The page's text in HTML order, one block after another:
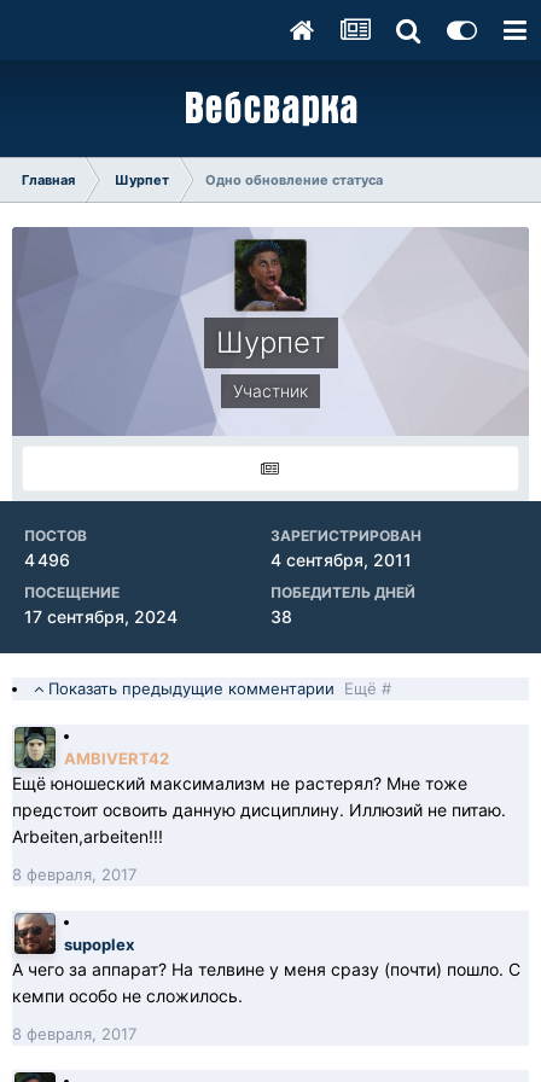
Главная Шурпет Одно обновление статуса
Шурпет
Участник
ПОСТОВ
4 496
ЗАРЕГИСТРИРОВАН
4 сентября, 2011
ПОСЕЩЕНИЕ
17 сентября, 2024
ПОБЕДИТЕЛЬ ДНЕЙ
38
Показать предыдущие комментарии Ещё #
AMBIVERT42
Ещё юношеский максимализм не растерял? Мне тоже
предстоит освоить данную дисциплину. Иллюзий не питаю.
Arbeiten,arbeiten!!!
8 февраля, 2017
supoplex
А чего за аппарат? На телвине у меня сразу (почти) пошло. С
кемпи особо не сложилось.
8 февраля, 2017